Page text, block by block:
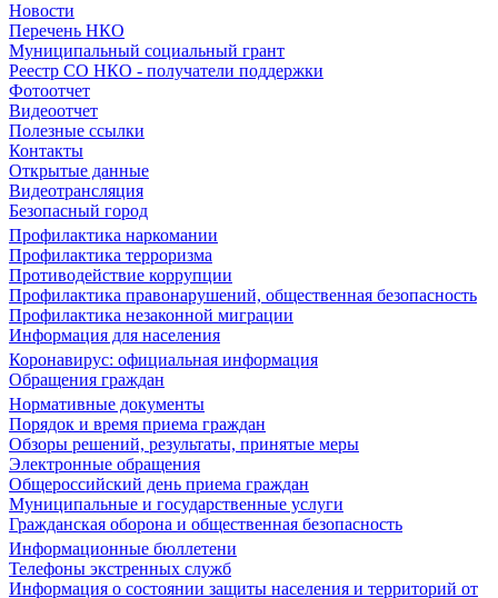
Новости
Перечень НКО
Муниципальный социальный грант
Реестр СО НКО - получатели поддержки
Фотоотчет
Видеоотчет
Полезные ссылки
Контакты
Открытые данные
Видеотрансляция
Безопасный город
Профилактика наркомании
Профилактика терроризма
Противодействие коррупции
Профилактика правонарушений, общественная безопасность
Профилактика незаконной миграции
Информация для населения
Коронавирус: официальная информация
Обращения граждан
Нормативные документы
Порядок и время приема граждан
Обзоры решений, результаты, принятые меры
Электронные обращения
Общероссийский день приема граждан
Муниципальные и государственные услуги
Гражданская оборона и общественная безопасность
Информационные бюллетени
Телефоны экстренных служб
Информация о состоянии защиты населения и территорий от